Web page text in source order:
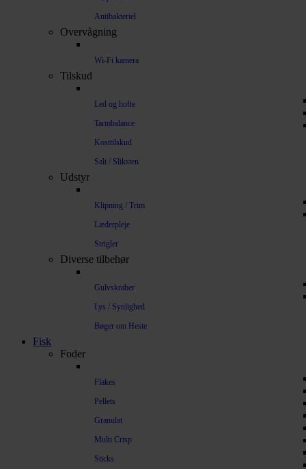
Antibakteriel
Overvågning
Wi-Fi kamera
Tilskud
Led og hofte
Tarmbalance
Kosttilskud
Salt / Sliksten
Udstyr
Klipning / Trim
Læderpleje
Strigler
Diverse tilbehør
Gulvskraber
Lys / Synlighed
Bøger om Heste
Fisk
Foder
Flakes
Pellets
Granulat
Multi Crisp
Sticks